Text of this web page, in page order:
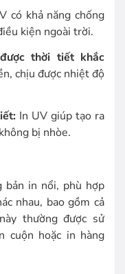
có khả năng chống
kiện ngoài trời.
thời tiết khắc
chịu được nhiệt độ
In UV giúp tạo ra
bị nhòe.
bản in nổi, phù hợp
nhau, bao gồm cả
thường được sử
cuộn hoặc in hàng